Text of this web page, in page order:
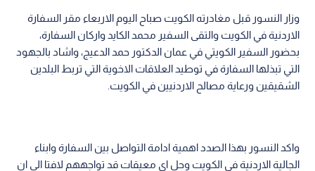
وزار النسور قبل مغادرته الكويت صباح اليوم الاربعاء مقر السفارة
الاردنية في الكويت والتقى السفير محمد الكايد واركان السفارة،
بحضور السفير الكويتي في عمان الدكتور حمد الدعيج، واشاد بالجهود
التي تبذلها السفارة في توطيد العلاقات الاخوية التي تربط البلدين
الشقيقين ورعاية مصالح الاردنيين في الكويت.
واكد النسور بهذا الصدد اهمية ادامة التواصل بين السفارة وابناء
الجالية الاردنية في الكويت وحل اي معيقات قد تواجههم لافتا الى ان